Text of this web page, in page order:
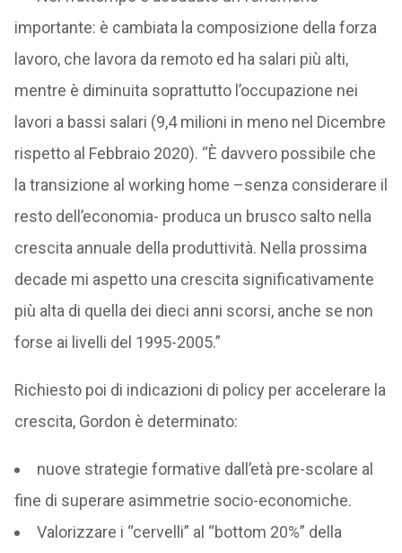
importante: è cambiata la composizione della forza
lavoro, che lavora da remoto ed ha salari più alti,
mentre è diminuita soprattutto l’occupazione nei
lavori a bassi salari (9,4 milioni in meno nel Dicembre
rispetto al Febbraio 2020). “È davvero possibile che
la transizione al working home –senza considerare il
resto dell’economia- produca un brusco salto nella
crescita annuale della produttività. Nella prossima
decade mi aspetto una crescita significativamente
più alta di quella dei dieci anni scorsi, anche se non
forse ai livelli del 1995-2005.”
Richiesto poi di indicazioni di policy per accelerare la
crescita, Gordon è determinato:
nuove strategie formative dall’età pre-scolare al
fine di superare asimmetrie socio-economiche.
Valorizzare i “cervelli” al “bottom 20%” della